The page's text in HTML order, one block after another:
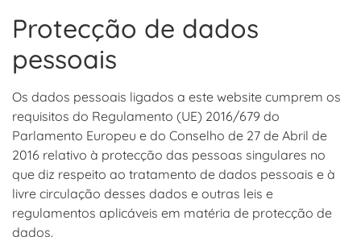
Protecção de dados
pessoais
Os dados pessoais ligados a este website cumprem os
requisitos do Regulamento (UE) 2016/679 do
Parlamento Europeu e do Conselho de 27 de Abril de
2016 relativo à protecção das pessoas singulares no
que diz respeito ao tratamento de dados pessoais e à
livre circulação desses dados e outras leis e
regulamentos aplicáveis em matéria de protecção de
dados.